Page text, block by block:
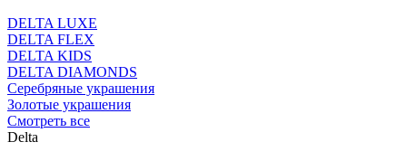
DELTA LUXE
DELTA FLEX
DELTA KIDS
DELTA DIAMONDS
Серебряные украшения
Золотые украшения
Смотреть все
Delta